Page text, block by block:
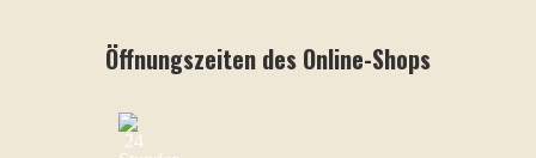
Öffnungszeiten des Online-Shops